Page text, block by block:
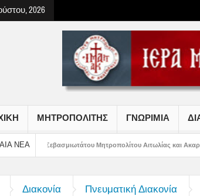
2026
ΜΗΤΡΟΠΟΛΙΤΗΣ ΓΝΩΡΙΜΙΑ
ΝΕΑ Μητροπολίτου Αιτωλίας και Ακαρνανίας κ
Διακονία Πνευματική Διακονία